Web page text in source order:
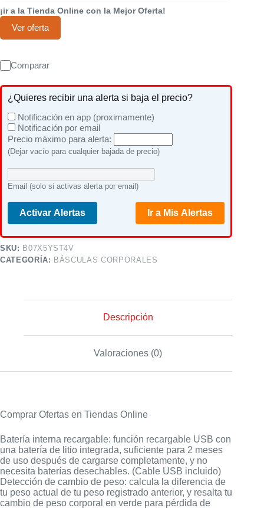
¡ir a la Tienda Online con la Mejor Oferta!
Ver oferta
Comparar
¿Quieres recibir una alerta si baja el precio?
Notificación en app (proximamente)
Notificación por email
Precio máximo para alerta:
(Dejar vacío para cualquier bajada de precio)
Email (solo si activas alerta por email)
Activar Alertas Ir a Mis Alertas
SKU: B07X5YST4V
CATEGORÍA: BÁSCULAS CORPORALES
Descripción
Valoraciones (0)
Comprar Ofertas en Tiendas Online
Batería interna recargable: función recargable USB con
una batería de litio integrada, suficiente para 2 meses
de uso después de cargarse completamente, y no
necesita baterías desechables. (Cable USB incluido)
Detección de cambio de peso: calcula la diferencia de
tu peso actual de tu peso registrado anterior, y resalta tu
cambio de peso corporal en verde para pérdida de